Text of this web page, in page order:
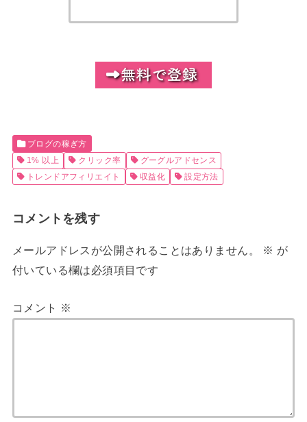
ブログの稼ぎ方
1% 以上
クリック率
グーグルアドセンス
トレンドアフィリエイト
収益化 設定方法
コメントを残す
メールアドレスが公開されることはありません。 ※ が
付いている欄は必須項目です
コメント ※